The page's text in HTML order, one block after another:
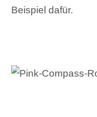
Beispiel dafür.